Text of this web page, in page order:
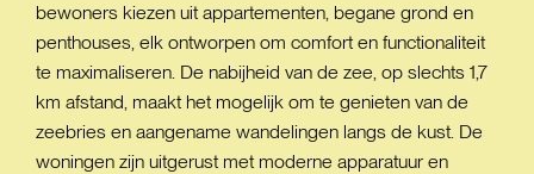
bewoners kiezen uit appartementen, begane grond en
penthouses, elk ontworpen om comfort en functionaliteit
te maximaliseren. De nabijheid van de zee, op slechts 1,7
km afstand, maakt het mogelijk om te genieten van de
zeebries en aangename wandelingen langs de kust. De
woningen zijn uitgerust met moderne apparatuur en